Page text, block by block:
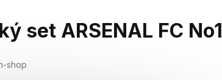
set ARSENAL FC No1
shop